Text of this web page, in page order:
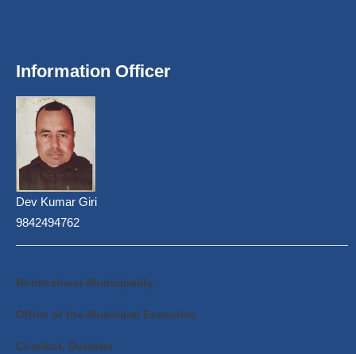
Information Officer
Dev Kumar Giri
9842494762
Bhimeshwor Municipality
Office of the Municipal Executive
Charikot, Dolakha